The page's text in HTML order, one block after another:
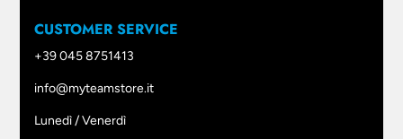
CUSTOMER SERVICE
+39 045 8751413
info@myteamstore.it
Lunedì / Venerdì